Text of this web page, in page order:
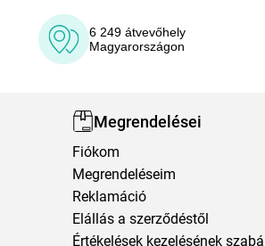
6 249 átvevőhely
Magyarországon
Megrendelései
Fiókom
Megrendeléseim
Reklamáció
Elállás a szerződéstől
Értékelések kezelésének